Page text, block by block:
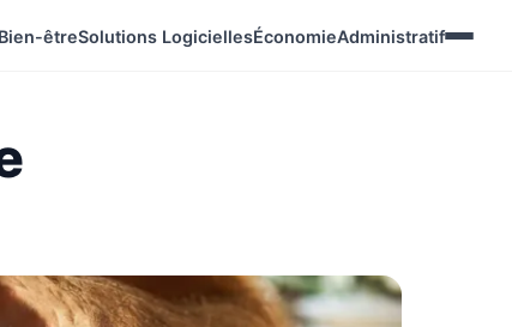
Bien-êtreSolutions LogiciellesÉconomieAdministratif